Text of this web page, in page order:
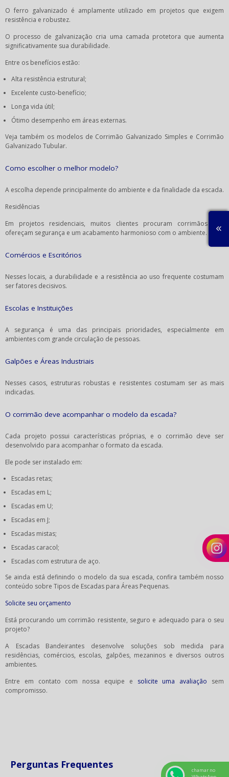
O ferro galvanizado é amplamente utilizado em projetos que exigem
resistência e robustez.
O processo de galvanização cria uma camada protetora que aumenta
significativamente sua durabilidade.
Entre os benefícios estão:
Alta resistência estrutural;
Excelente custo-benefício;
Longa vida útil;
Ótimo desempenho em áreas externas.
Veja também os modelos de Corrimão Galvanizado Simples e Corrimão
Galvanizado Tubular.
Como escolher o melhor modelo?
A escolha depende principalmente do ambiente e da finalidade da escada.
Residências
Em projetos residenciais, muitos clientes procuram corrimãos que
ofereçam segurança e um acabamento harmonioso com o ambiente.
Comércios e Escritórios
Nesses locais, a durabilidade e a resistência ao uso frequente costumam
ser fatores decisivos.
Escolas e Instituições
A segurança é uma das principais prioridades, especialmente em
ambientes com grande circulação de pessoas.
Galpões e Áreas Industriais
Nesses casos, estruturas robustas e resistentes costumam ser as mais
indicadas.
O corrimão deve acompanhar o modelo da escada?
Cada projeto possui características próprias, e o corrimão deve ser
desenvolvido para acompanhar o formato da escada.
Ele pode ser instalado em:
Escadas retas;
Escadas em L;
Escadas em U;
Escadas em J;
Escadas mistas;
Escadas caracol;
Escadas com estrutura de aço.
Se ainda está definindo o modelo da sua escada, confira também nosso
conteúdo sobre Tipos de Escadas para Áreas Pequenas.
Solicite seu orçamento
Está procurando um corrimão resistente, seguro e adequado para o seu
projeto?
A Escadas Bandeirantes desenvolve soluções sob medida para
residências, comércios, escolas, galpões, mezaninos e diversos outros
ambientes.
Entre em contato com nossa equipe e solicite uma avaliação sem
compromisso.
Perguntas Frequentes chamar no